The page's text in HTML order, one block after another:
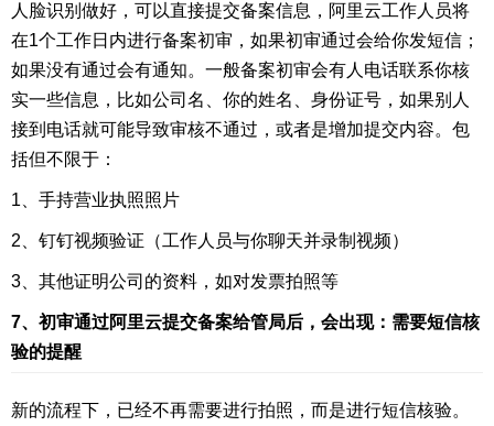
人脸识别做好，可以直接提交备案信息，阿里云工作人员将
在1个工作日内进行备案初审，如果初审通过会给你发短信；
如果没有通过会有通知。一般备案初审会有人电话联系你核
实一些信息，比如公司名、你的姓名、身份证号，如果别人
接到电话就可能导致审核不通过，或者是增加提交内容。包
括但不限于：
1、手持营业执照照片
2、钉钉视频验证（工作人员与你聊天并录制视频）
3、其他证明公司的资料，如对发票拍照等
7、初审通过阿里云提交备案给管局后，会出现：需要短信核
验的提醒
新的流程下，已经不再需要进行拍照，而是进行短信核验。